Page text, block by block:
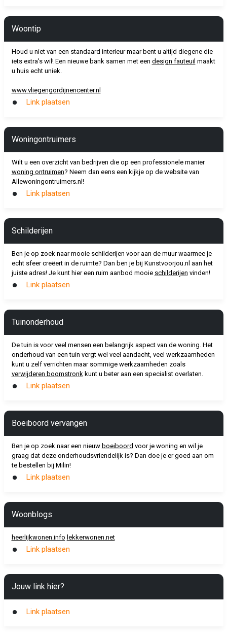
Woontip
Houd u niet van een standaard interieur maar bent u altijd diegene die
iets extra's wil! Een nieuwe bank samen met een design fauteuil maakt
u huis echt uniek.
www.vliegengordijnencenter.nl
Link plaatsen
Woningontruimers
Wilt u een overzicht van bedrijven die op een professionele manier
woning ontruimen? Neem dan eens een kijkje op de website van
Allewoningontruimers.nl!
Link plaatsen
Schilderijen
Ben je op zoek naar mooie schilderijen voor aan de muur waarmee je
echt sfeer creëert in de ruimte? Dan ben je bij Kunstvoorjou.nl aan het
juiste adres! Je kunt hier een ruim aanbod mooie schilderijen vinden!
Link plaatsen
Tuinonderhoud
De tuin is voor veel mensen een belangrijk aspect van de woning. Het
onderhoud van een tuin vergt wel veel aandacht, veel werkzaamheden
kunt u zelf verrichten maar sommige werkzaamheden zoals
verwijderen boomstronkkunt u beter aan een specialist overlaten.
Link plaatsen
Boeiboord vervangen
Ben je op zoek naar een nieuw boeiboord voor je woning en wil je
graag dat deze onderhoudsvriendelijk is? Dan doe je er goed aan om
te bestellen bij Milin!
Link plaatsen
Woonblogs
heerlijkwonen.info lekkerwonen.net
Link plaatsen
Jouw link hier?
Link plaatsen